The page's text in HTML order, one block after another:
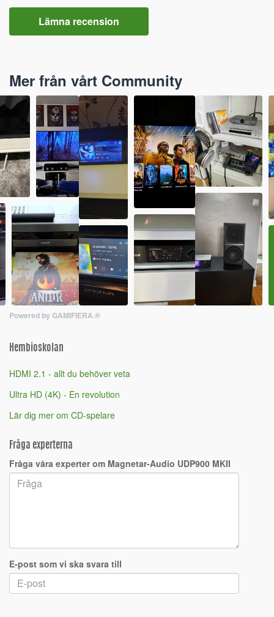
Lämna recension
Mer från vårt Community
Powered by GAMIFIERA.®
Hembioskolan
HDMI 2.1 - allt du behöver veta
Ultra HD (4K) - En revolution
Lär dig mer om CD-spelare
Fråga experterna
Fråga våra experter om Magnetar-Audio UDP900 MKII
E-post som vi ska svara till